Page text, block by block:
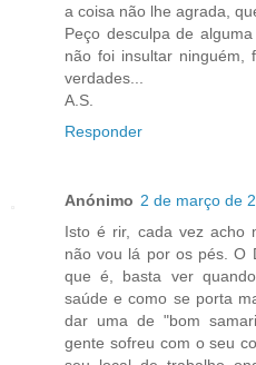
a coisa não lhe agrada,
Peço desculpa de
não foi insultar ninguém,
verdades...
A.S.
Responder
Anónimo 2 de março de
Isto é rir, cada vez acho
não vou lá por os pés. O
que é, basta ver
saúde e como se porta
dar uma de "bom
gente sofreu com o seu